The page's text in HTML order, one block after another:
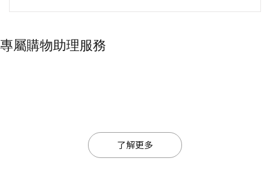
把保養從「要做的事」，慢慢轉化為「想做的事」——一種帶著溫
專屬購物助理服務
了解更多